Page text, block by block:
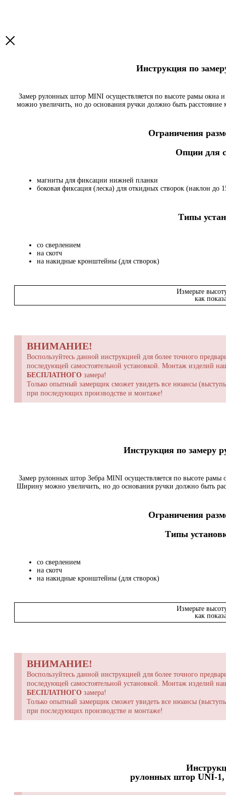
Инструкция по
Замер рулонных штор MINI осуществляется по высоте рамы
можно увеличить, но до основания ручки должно быть
Ограничения
Опции для
магниты для фиксации нижней планки
боковая фиксация (леска) для откидных створок (наклон до
Типы
со сверлением
на скотч
на накидные кронштейны (для створок)
Измерьте
как
ВНИМАНИЕ!
Воспользуйтесь данной инструкцией для более точного
последующей самостоятельной установкой. Монтаж изделий
БЕСПЛАТНОГО замера!
Только опытный замерщик сможет увидеть все нюансы
при последующих производстве и монтаже!
Инструкция по
Замер рулонных штор Зебра MINI осуществляется по высоте
Ширину можно увеличить, но до основания ручки должно быть
Ограничения
Типы
со сверлением
на скотч
на накидные кронштейны (для створок)
Измерьте
как
ВНИМАНИЕ!
Воспользуйтесь данной инструкцией для более точного
последующей самостоятельной установкой. Монтаж изделий
БЕСПЛАТНОГО замера!
Только опытный замерщик сможет увидеть все нюансы
при последующих производстве и монтаже!
рулонных штор UNI-